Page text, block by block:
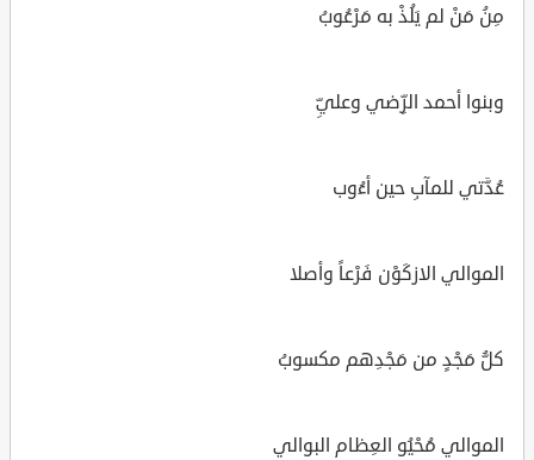
مِنُ مَنْ لم يَلُذْ به مَرْعُوبُ
وبنوا أحمد الرِّضي وعليِّ
عُدَّتي للمآبِ حين أءُوب
الموالي الازكَوْن فَرْعاً وأصلا
كلُّ مَجْدٍ من مَجْدِهم مكسوبُ
الموالي مُحْيُو العِظام البوالي